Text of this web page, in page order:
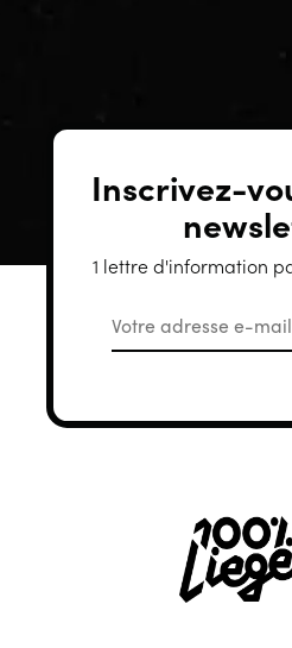
Inscrivez-
1 lettre d'information